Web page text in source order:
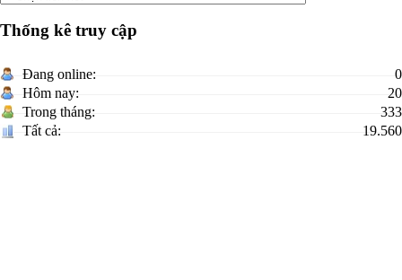
Thống kê truy cập
Đang online:
0
Hôm nay:
20
Trong tháng:
333
Tất cả:
19.560